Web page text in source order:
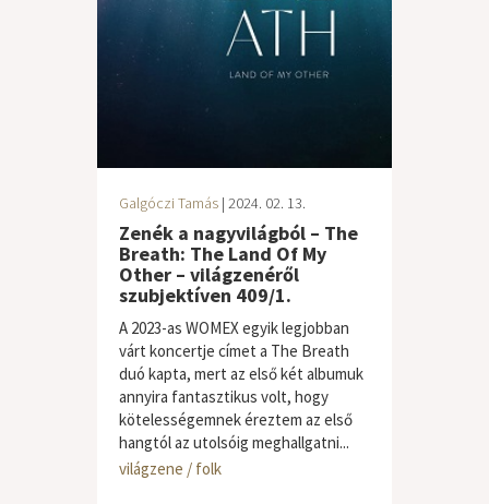
Galgóczi Tamás | 2024. 02. 13.
Zenék a nagyvilágból – The
Breath: The Land Of My
Other – világzenéről
szubjektíven 409/1.
A 2023-as WOMEX egyik legjobban
várt koncertje címet a The Breath
duó kapta, mert az első két albumuk
annyira fantasztikus volt, hogy
kötelességemnek éreztem az első
hangtól az utolsóig meghallgatni...
világzene / folk